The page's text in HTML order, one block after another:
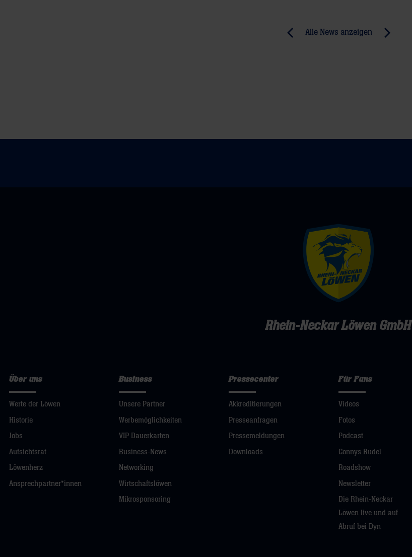
LU
Alle News anzeigen
Osten
Rhein-Neckar Löwen GmbH
Über uns
Werte der Löwen
Historie
Jobs
Aufsichtsrat
Löwenherz
Ansprechpartner*innen
Business
Unsere Partner
Werbemöglichkeiten
VIP Dauerkarten
Business-News
Networking
Wirtschaftslöwen
Mikrosponsoring
Pressecenter
Akkreditierungen
Presseanfragen
Pressemeldungen
Downloads
Für Fans
Videos
Fotos
Podcast
Connys Rudel
Roadshow
Newsletter
Die Rhein-Neckar
Löwen live und auf
Abruf bei Dyn